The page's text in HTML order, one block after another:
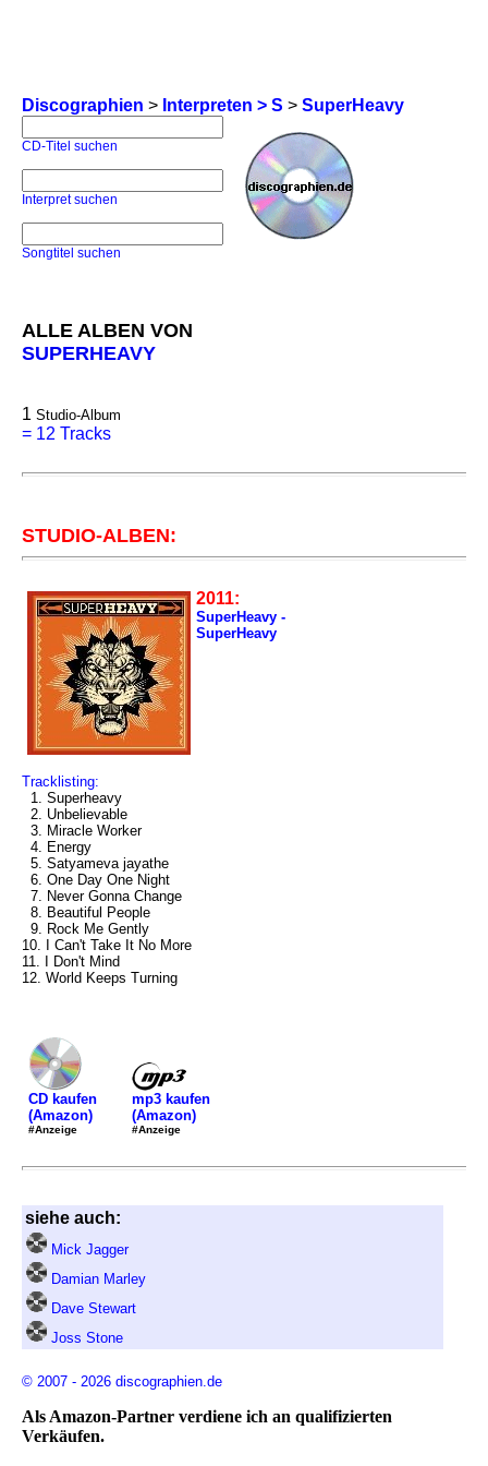
Discographien > Interpreten > S > SuperHeavy
CD-Titel suchen
Interpret suchen
Songtitel suchen
ALLE ALBEN VON
SUPERHEAVY
1 Studio-Album
= 12 Tracks
STUDIO-ALBEN:
2011:
SuperHeavy -
SuperHeavy
Tracklisting:
1. Superheavy
2. Unbelievable
3. Miracle Worker
4. Energy
5. Satyameva jayathe
6. One Day One Night
7. Never Gonna Change
8. Beautiful People
9. Rock Me Gently
10. I Can't Take It No More
11. I Don't Mind
12. World Keeps Turning
CD kaufen
(Amazon)
#Anzeige
mp3 kaufen
(Amazon)
#Anzeige
siehe auch:
Mick Jagger
Damian Marley
Dave Stewart
Joss Stone
© 2007 - 2026 discographien.de
Als Amazon-Partner verdiene ich an qualifizierten
Verkäufen.